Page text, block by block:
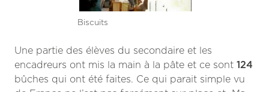
Biscuits
Une partie des élèves du secondaire et les
encadreurs ont mis la main à la pâte et ce sont 124
bûches qui ont été faites. Ce qui parait simple vu